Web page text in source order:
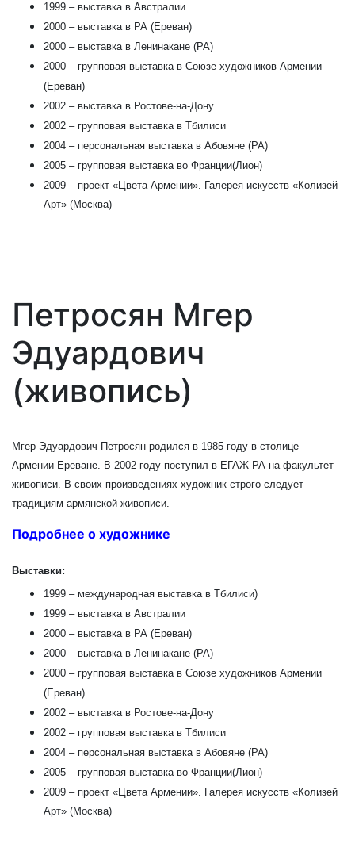
1999 – выставка в Австралии
2000 – выставка в РА (Ереван)
2000 – выставка в Ленинакане (РА)
2000 – групповая выставка в Союзе художников Армении
(Ереван)
2002 – выставка в Ростове-на-Дону
2002 – групповая выставка в Тбилиси
2004 – персональная выставка в Абовяне (РА)
2005 – групповая выставка во Франции(Лион)
2009 – проект «Цвета Армении». Галерея искусств «Колизей
Арт» (Москва)
Петросян Мгер
Эдуардович
(живопись)
Мгер Эдуардович Петросян родился в 1985 году в столице
Армении Ереване. В 2002 году поступил в ЕГАЖ РА на факультет
живописи. В своих произведениях художник строго следует
традициям армянской живописи.
Подробнее о художнике
Выставки:
1999 – международная выставка в Тбилиси)
1999 – выставка в Австралии
2000 – выставка в РА (Ереван)
2000 – выставка в Ленинакане (РА)
2000 – групповая выставка в Союзе художников Армении
(Ереван)
2002 – выставка в Ростове-на-Дону
2002 – групповая выставка в Тбилиси
2004 – персональная выставка в Абовяне (РА)
2005 – групповая выставка во Франции(Лион)
2009 – проект «Цвета Армении». Галерея искусств «Колизей
Арт» (Москва)